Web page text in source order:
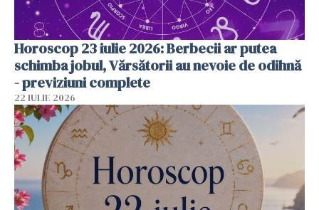
Horoscop 23 iulie 2026: Berbecii ar putea
schimba jobul, Vărsătorii au nevoie de odihnă
- previziuni complete
22 IULIE 2026